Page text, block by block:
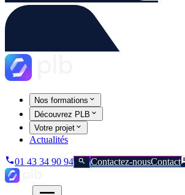
Nos formations
Découvrez PLB
Votre projet
Actualités
01 43 34 90 94 Contactez-nousContact